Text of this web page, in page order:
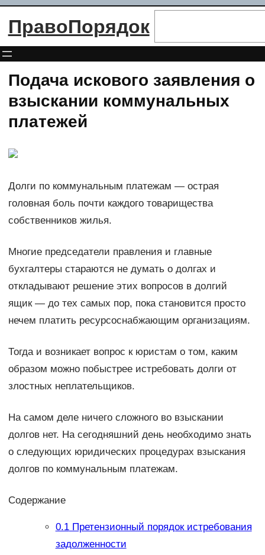
Перейти
ПравоПорядок
Подача искового заявления о
взыскании коммунальных
платежей
Долги по коммунальным платежам — острая
головная боль почти каждого товарищества
собственников жилья.
Многие председатели правления и главные
бухгалтеры стараются не думать о долгах и
откладывают решение этих вопросов в долгий
ящик — до тех самых пор, пока становится просто
нечем платить ресурсоснабжающим организациям.
Тогда и возникает вопрос к юристам о том, каким
образом можно побыстрее истребовать долги от
злостных неплательщиков.
На самом деле ничего сложного во взыскании
долгов нет. На сегодняшний день необходимо знать
о следующих юридических процедурах взыскания
долгов по коммунальным платежам.
Содержание
0.1Претензионный порядок истребования
задолженности